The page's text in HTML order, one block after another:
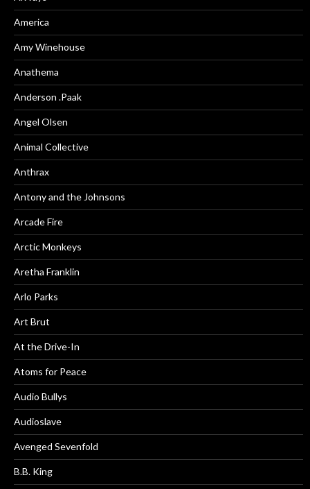
America
Amy Winehouse
Anathema
Anderson .Paak
Angel Olsen
Animal Collective
Anthrax
Antony and the Johnsons
Arcade Fire
Arctic Monkeys
Aretha Franklin
Arlo Parks
Art Brut
At the Drive-In
Atoms for Peace
Audio Bullys
Audioslave
Avenged Sevenfold
B.B. King